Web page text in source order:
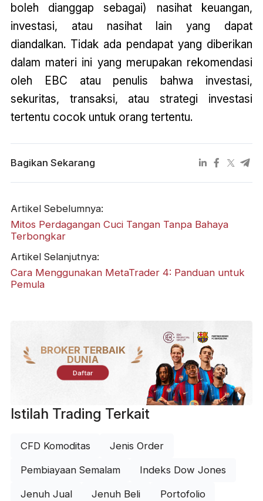
boleh dianggap sebagai) nasihat keuangan,
investasi, atau nasihat lain yang dapat
diandalkan. Tidak ada pendapat yang diberikan
dalam materi ini yang merupakan rekomendasi
oleh EBC atau penulis bahwa investasi,
sekuritas, transaksi, atau strategi investasi
tertentu cocok untuk orang tertentu.
Bagikan Sekarang
Artikel Sebelumnya:
Mitos Perdagangan Cuci Tangan Tanpa Bahaya
Terbongkar
Artikel Selanjutnya:
Cara Menggunakan MetaTrader 4: Panduan untuk
Pemula
BROKER TERBAIK
DUNIA
Daftar
Istilah Trading Terkait
CFD Komoditas Jenis Order
Pembiayaan Semalam Indeks Dow Jones
Jenuh Jual Jenuh Beli Portofolio